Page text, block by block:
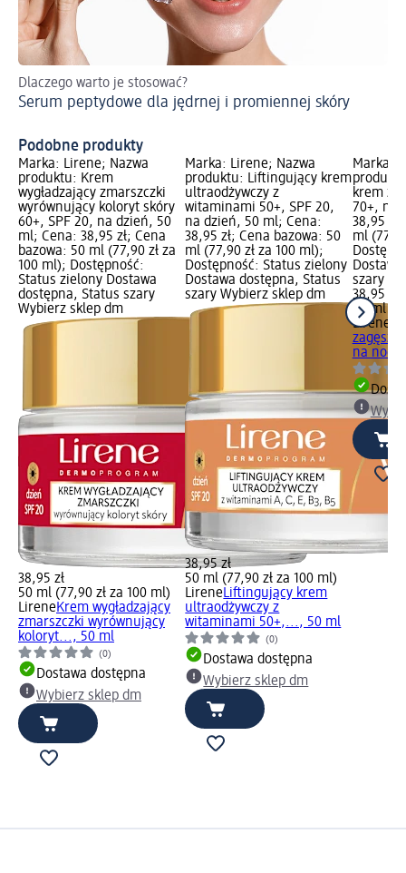
Dlaczego warto je stosować?
Serum peptydowe dla jędrnej i promiennej skóry
Podobne produkty
Marka: Lirene; Nazwa
produktu: Krem
wygładzający zmarszczki
wyrównujący koloryt skóry
60+, SPF 20, na dzień, 50
ml; Cena: 38,95 zł; Cena
bazowa: 50 ml (77,90 zł za
100 ml); Dostępność:
Status zielony Dostawa
dostępna, Status szary
Wybierz sklep dm
38,95 zł
50 ml (77,90 zł za 100 ml)
LireneKrem wygładzający
zmarszczki wyrównujący
koloryt..., 50 ml
(0)
Dostawa dostępna
Wybierz sklep dm
Marka: Lirene; Nazwa
produktu: Liftingujący krem
ultraodżywczy z
witaminami 50+, SPF 20,
na dzień, 50 ml; Cena:
38,95 zł; Cena bazowa: 50
ml (77,90 zł za 100 ml);
Dostępność: Status zielony
Dostawa dostępna, Status
szary Wybierz sklep dm
38,95 zł
50 ml (77,90 zł za 100 ml)
LireneLiftingujący krem
ultraodżywczy z
witaminami 50+,..., 50 ml
(0)
Dostawa dostępna
Wybierz sklep dm
Marka:
krem
70+, na
38,95
ml
szary
38,95 zł
50 ml
Lirene
na noc,